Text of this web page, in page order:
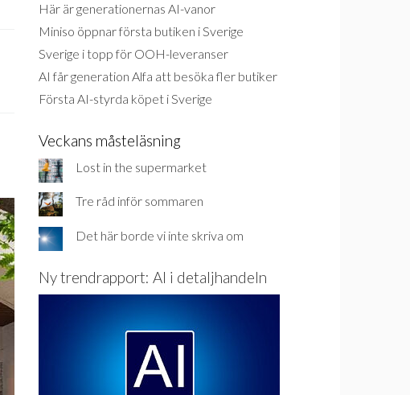
Här är generationernas AI-vanor
Miniso öppnar första butiken i Sverige
Sverige i topp för OOH-leveranser
AI får generation Alfa att besöka fler butiker
Första AI-styrda köpet i Sverige
Veckans måsteläsning
Lost in the supermarket
Tre råd inför sommaren
Det här borde vi inte skriva om
Ny trendrapport: AI i detaljhandeln